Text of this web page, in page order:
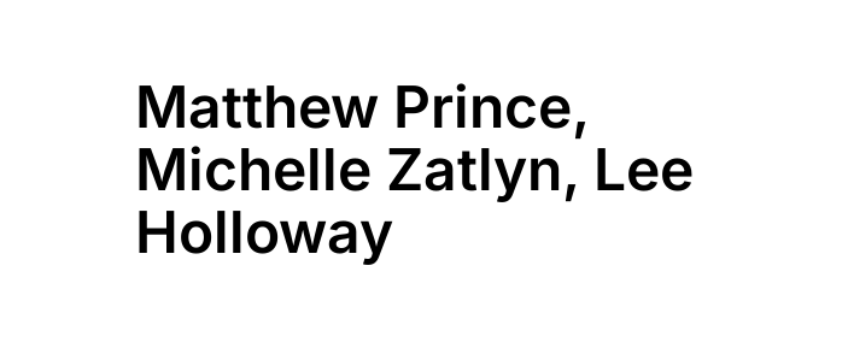
Matthew Prince,
Michelle Zatlyn, Lee
Holloway